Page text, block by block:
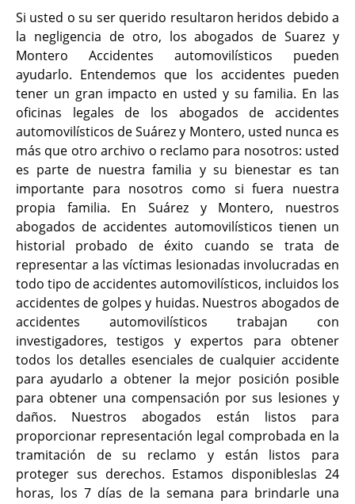
Si usted o su ser querido resultaron heridos debido a
la negligencia de otro, los abogados de Suarez y
Montero Accidentes automovilísticos pueden
ayudarlo. Entendemos que los accidentes pueden
tener un gran impacto en usted y su familia. En las
oficinas legales de los abogados de accidentes
automovilísticos de Suárez y Montero, usted nunca es
más que otro archivo o reclamo para nosotros: usted
es parte de nuestra familia y su bienestar es tan
importante para nosotros como si fuera nuestra
propia familia. En Suárez y Montero, nuestros
abogados de accidentes automovilísticos tienen un
historial probado de éxito cuando se trata de
representar a las víctimas lesionadas involucradas en
todo tipo de accidentes automovilísticos, incluidos los
accidentes de golpes y huidas. Nuestros abogados de
accidentes automovilísticos trabajan con
investigadores, testigos y expertos para obtener
todos los detalles esenciales de cualquier accidente
para ayudarlo a obtener la mejor posición posible
para obtener una compensación por sus lesiones y
daños. Nuestros abogados están listos para
proporcionar representación legal comprobada en la
tramitación de su reclamo y están listos para
proteger sus derechos. Estamos disponibleslas 24
horas, los 7 días de la semana para brindarle una